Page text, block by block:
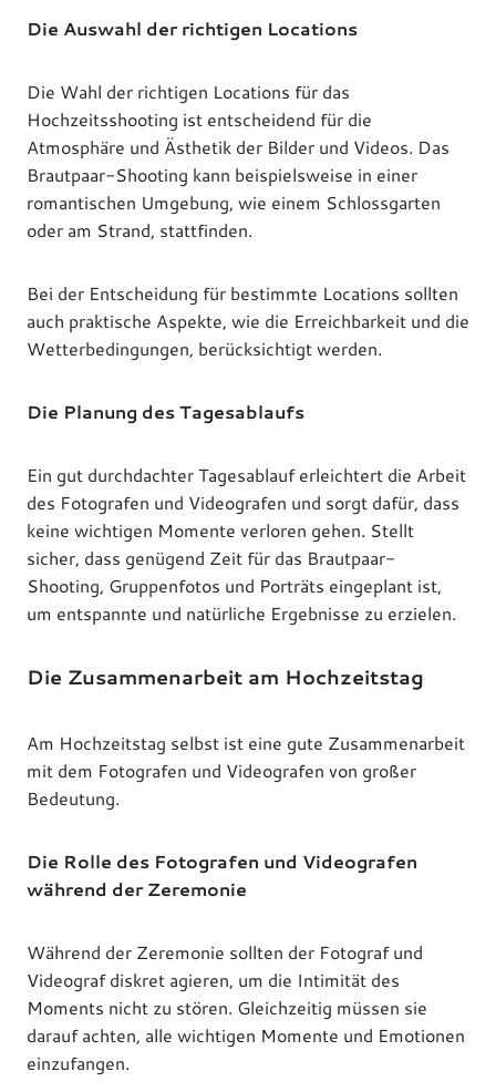
Die Auswahl der richtigen Locations
Die Wahl der richtigen Locations für das
Hochzeitsshooting ist entscheidend für die
Atmosphäre und Ästhetik der Bilder und Videos. Das
Brautpaar-Shooting kann beispielsweise in einer
romantischen Umgebung, wie einem Schlossgarten
oder am Strand, stattfinden.
Bei der Entscheidung für bestimmte Locations sollten
auch praktische Aspekte, wie die Erreichbarkeit und die
Wetterbedingungen, berücksichtigt werden.
Die Planung des Tagesablaufs
Ein gut durchdachter Tagesablauf erleichtert die Arbeit
des Fotografen und Videografen und sorgt dafür, dass
keine wichtigen Momente verloren gehen. Stellt
sicher, dass genügend Zeit für das Brautpaar-
Shooting, Gruppenfotos und Porträts eingeplant ist,
um entspannte und natürliche Ergebnisse zu erzielen.
Die Zusammenarbeit am Hochzeitstag
Am Hochzeitstag selbst ist eine gute Zusammenarbeit
mit dem Fotografen und Videografen von großer
Bedeutung.
Die Rolle des Fotografen und Videografen
während der Zeremonie
Während der Zeremonie sollten der Fotograf und
Videograf diskret agieren, um die Intimität des
Moments nicht zu stören. Gleichzeitig müssen sie
darauf achten, alle wichtigen Momente und Emotionen
einzufangen.